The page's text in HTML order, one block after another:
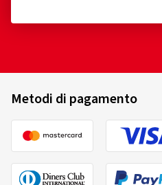
Metodi di pagamento